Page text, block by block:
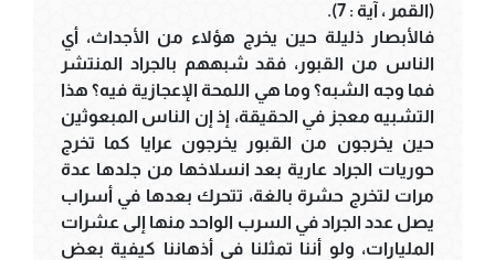
(القمر ، آية : 7).
فالأبصار ذليلة حين يخرج هؤلاء من الأجداث، أي
الناس من القبور، فقد شبههم بالجراد المنتشر
فما وجه الشبه؟ وما هي اللمحة الإعجازية فيه؟ هذا
التشبيه معجز في الحقيقة، إذ إن الناس المبعوثين
حين يخرجون من القبور يخرجون عرايا كما تخرج
حوريات الجراد عارية بعد انسلاخها من جلدها عدة
مرات لتخرج حشرة بالغة، تتحرك بعدها في أسراب
يصل عدد الجراد في السرب الواحد منها إلى عشرات
المليارات، ولو أننا تمثلنا في أذهاننا كيفية بعض